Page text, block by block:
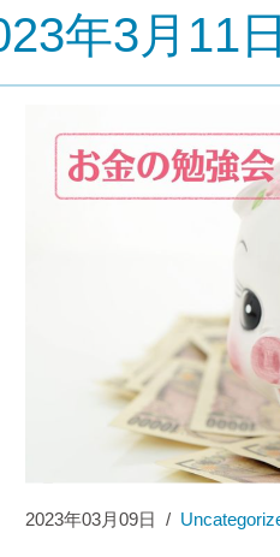
年3月11
2023年03月09日 /